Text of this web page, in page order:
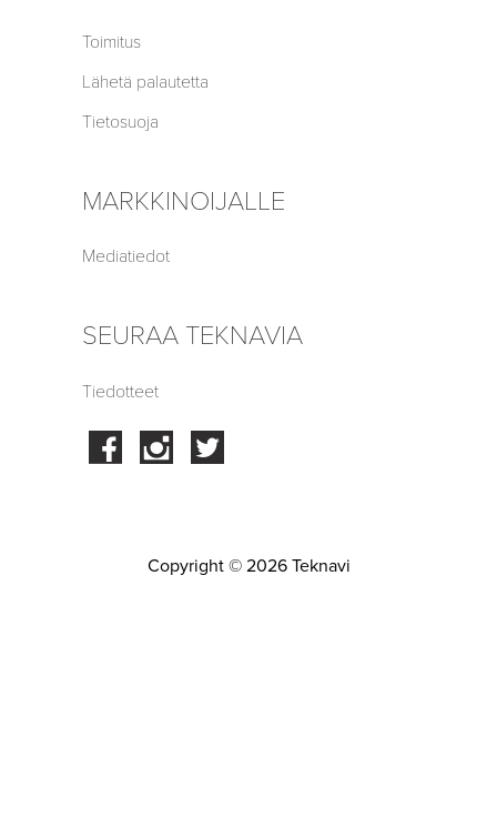
Toimitus
Lähetä palautetta
Tietosuoja
MARKKINOIJALLE
Mediatiedot
SEURAA TEKNAVIA
Tiedotteet
FacebookInstagram
Copyright © 2026 Teknavi